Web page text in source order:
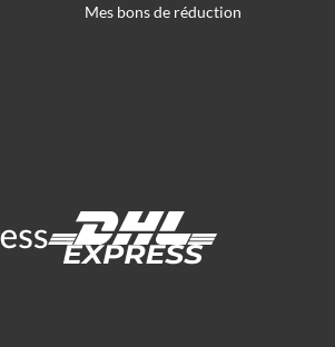
Mes bons de réduction